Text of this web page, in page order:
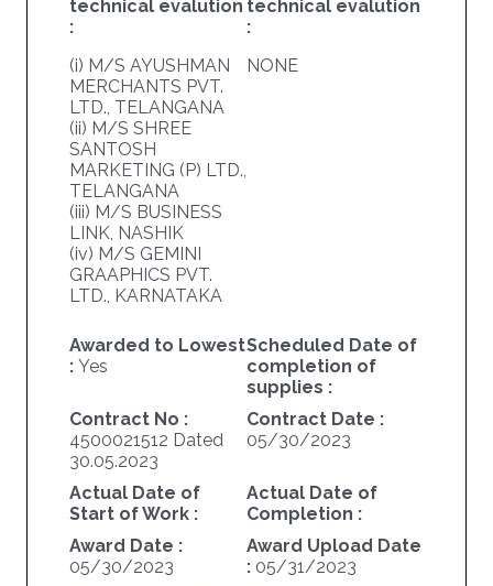
technical evalution
:
(i) M/S AYUSHMAN
MERCHANTS PVT.
LTD., TELANGANA
(ii) M/S SHREE
SANTOSH
MARKETING (P) LTD.,
TELANGANA
(iii) M/S BUSINESS
LINK, NASHIK
(iv) M/S GEMINI
GRAAPHICS PVT.
LTD., KARNATAKA
technical evalution
:
NONE
Awarded to Lowest
: Yes
Scheduled Date of
completion of
supplies :
Contract No :
4500021512 Dated
30.05.2023
Contract Date :
05/30/2023
Actual Date of
Start of Work :
Actual Date of
Completion :
Award Date :
05/30/2023
Award Upload Date
: 05/31/2023